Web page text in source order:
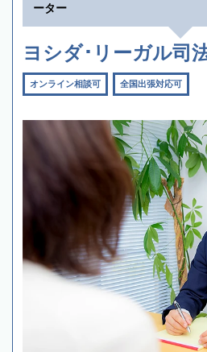
ーター
ヨシダ･リーガル司
オンライン相談可 全国出張対応可